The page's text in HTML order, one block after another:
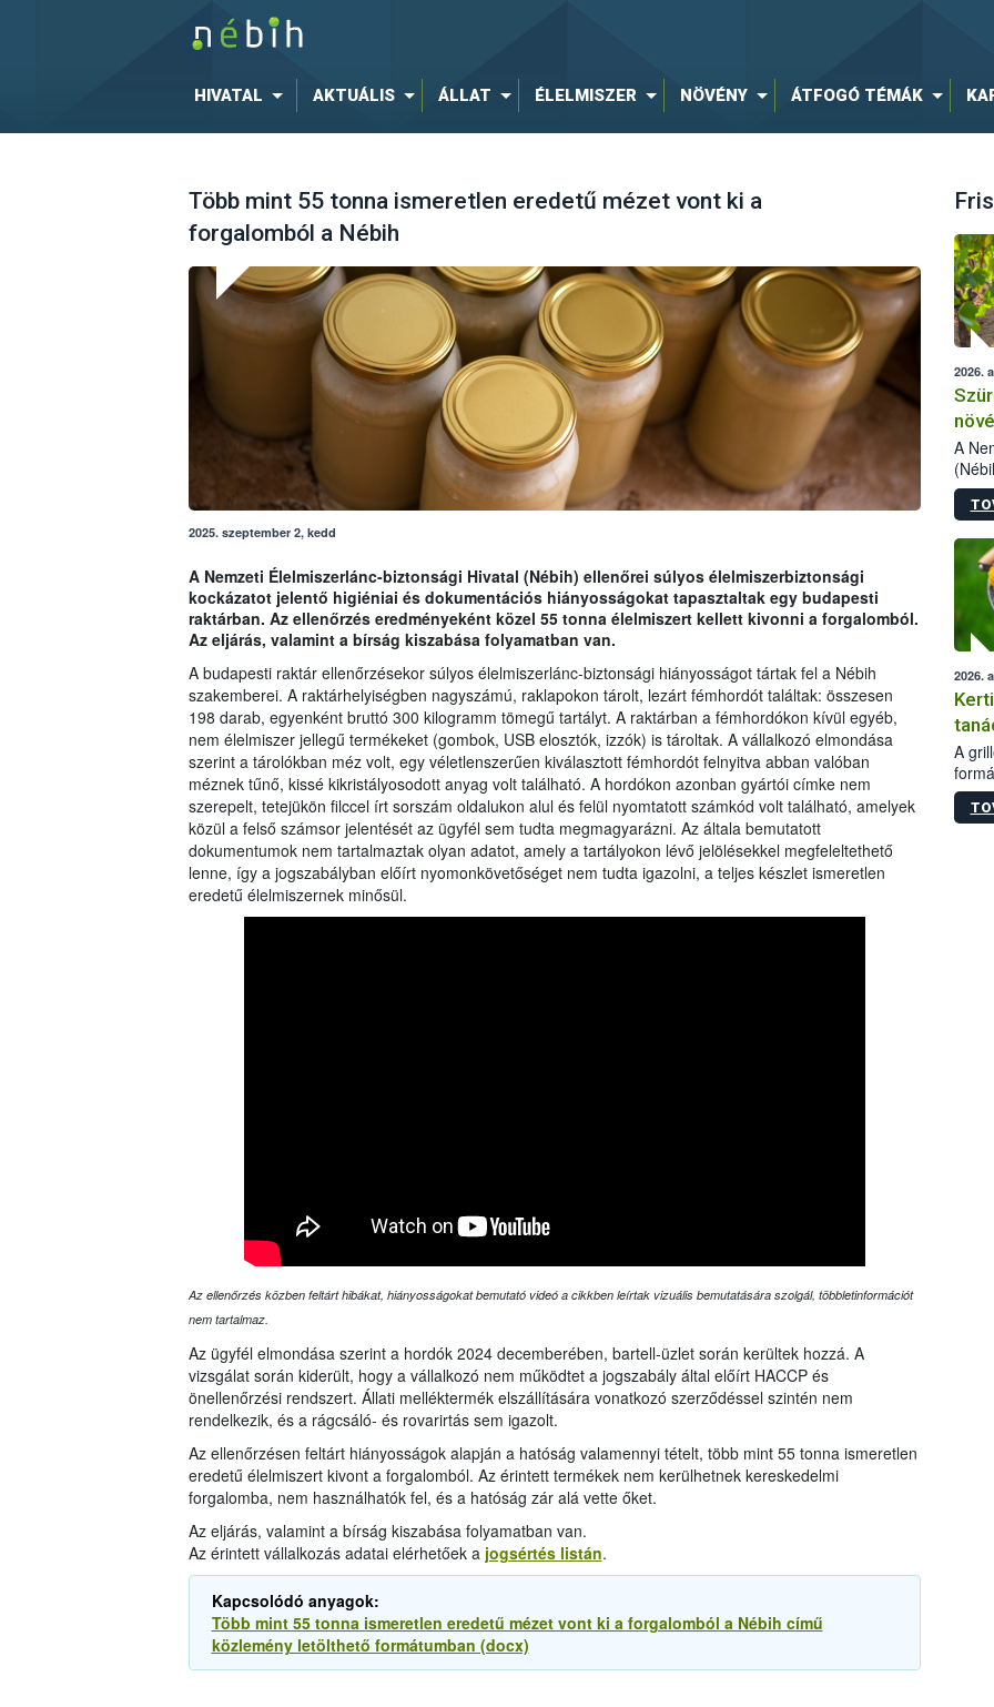
HIVATAL AKTUÁLIS ÁLLAT ÉLELMISZER NÖVÉNY ÁTFOGÓ TÉMÁK
Több mint 55 tonna ismeretlen eredetű mézet vont ki a
forgalomból a Nébih
2025. szeptember 2, kedd
A Nemzeti Élelmiszerlánc-biztonsági Hivatal (Nébih) ellenőrei súlyos élelmiszerbiztonsági
kockázatot jelentő higiéniai és dokumentációs hiányosságokat tapasztaltak egy budapesti
raktárban. Az ellenőrzés eredményeként közel 55 tonna élelmiszert kellett kivonni a forgalomból.
Az eljárás, valamint a bírság kiszabása folyamatban van.
A budapesti raktár ellenőrzésekor súlyos élelmiszerlánc-biztonsági hiányosságot tártak fel a Nébih
szakemberei. A raktárhelyiségben nagyszámú, raklapokon tárolt, lezárt fémhordót találtak: összesen
198 darab, egyenként bruttó 300 kilogramm tömegű tartályt. A raktárban a fémhordókon kívül egyéb,
nem élelmiszer jellegű termékeket (gombok, USB elosztók, izzók) is tároltak. A vállalkozó elmondása
szerint a tárolókban méz volt, egy véletlenszerűen kiválasztott fémhordót felnyitva abban valóban
méznek tűnő, kissé kikristályosodott anyag volt található. A hordókon azonban gyártói címke nem
szerepelt, tetejükön filccel írt sorszám oldalukon alul és felül nyomtatott számkód volt található, amelyek
közül a felső számsor jelentését az ügyfél sem tudta megmagyarázni. Az általa bemutatott
dokumentumok nem tartalmaztak olyan adatot, amely a tartályokon lévő jelölésekkel megfeleltethető
lenne, így a jogszabályban előírt nyomonkövetőséget nem tudta igazolni, a teljes készlet ismeretlen
eredetű élelmiszernek minősül.
Az ellenőrzés közben feltárt hibákat, hiányosságokat bemutató videó a cikkben leírtak vizuális bemutatására szolgál, többletinformációt
nem tartalmaz.
Az ügyfél elmondása szerint a hordók 2024 decemberében, bartell-üzlet során kerültek hozzá. A
vizsgálat során kiderült, hogy a vállalkozó nem működtet a jogszabály által előírt HACCP és
önellenőrzési rendszert. Állati melléktermék elszállítására vonatkozó szerződéssel szintén nem
rendelkezik, és a rágcsáló- és rovarirtás sem igazolt.
Az ellenőrzésen feltárt hiányosságok alapján a hatóság valamennyi tételt, több mint 55 tonna ismeretlen
eredetű élelmiszert kivont a forgalomból. Az érintett termékek nem kerülhetnek kereskedelmi
forgalomba, nem használhatók fel, és a hatóság zár alá vette őket.
Az eljárás, valamint a bírság kiszabása folyamatban van.
Az érintett vállalkozás adatai elérhetőek a jogsértés listán.
Kapcsolódó anyagok:
Több mint 55 tonna ismeretlen eredetű mézet vont ki a forgalomból a Nébih című
közlemény letölthető formátumban (docx)
2026.
A
Az
2026.
A